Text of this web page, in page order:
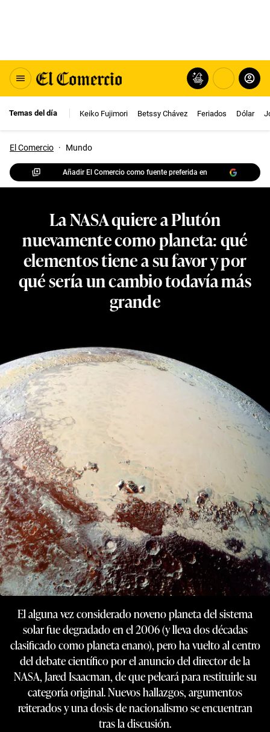
Temas del día Keiko Fujimori Betssy Chávez Feriados Dólar
El Comercio · Mundo
Añadir El Comercio como fuente preferida en
La NASA quiere a Plutón
nuevamente como planeta: qué
elementos tiene a su favor y por
qué sería un cambio todavía más
grande
El alguna vez considerado noveno planeta del sistema
solar fue degradado en el 2006 (y lleva dos décadas
clasificado como planeta enano), pero ha vuelto al centro
del debate científico por el anuncio del director de la
NASA, Jared Isaacman, de que peleará para restituirle su
categoría original. Nuevos hallazgos, argumentos
reiterados y una dosis de nacionalismo se encuentran
tras la discusión.